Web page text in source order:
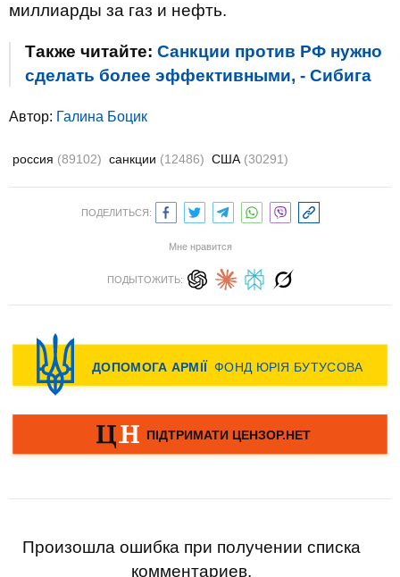
миллиарды за газ и нефть.
Также читайте: Санкции против РФ нужно
сделать более эффективными, - Сибига
Автор: Галина Боцик
россия (89102) санкции (12486) США (30291)
ПОДЕЛИТЬСЯ:
Мне нравится
ПОДЫТОЖИТЬ:
Произошла ошибка при получении списка
комментариев.